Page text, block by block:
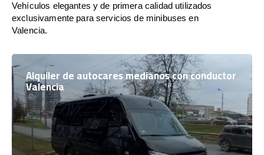
Vehículos elegantes y de primera calidad utilizados
exclusivamente para servicios de minibuses en
Valencia.
Alquiler de autocares medianos con conductor
Valencia